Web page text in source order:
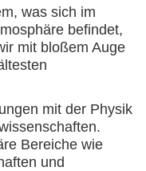
was sich im
befindet,
mit bloßem Auge
mit der Physik
Bereiche wie
und